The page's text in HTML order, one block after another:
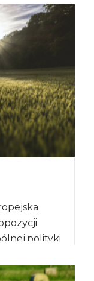
polityki